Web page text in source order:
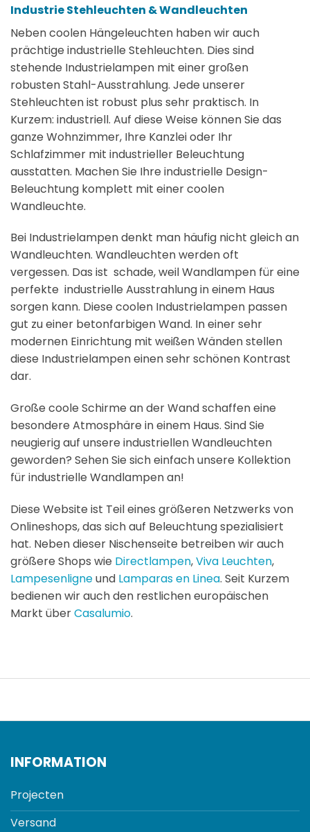
Industrie Stehleuchten & Wandleuchten
Neben coolen Hängeleuchten haben wir auch
prächtige industrielle Stehleuchten. Dies sind
stehende Industrielampen mit einer großen
robusten Stahl-Ausstrahlung. Jede unserer
Stehleuchten ist robust plus sehr praktisch. In
Kurzem: industriell. Auf diese Weise können Sie das
ganze Wohnzimmer, Ihre Kanzlei oder Ihr
Schlafzimmer mit industrieller Beleuchtung
ausstatten. Machen Sie Ihre industrielle Design-
Beleuchtung komplett mit einer coolen
Wandleuchte.
Bei Industrielampen denkt man häufig nicht gleich an
Wandleuchten. Wandleuchten werden oft
vergessen. Das ist schade, weil Wandlampen für eine
perfekte industrielle Ausstrahlung in einem Haus
sorgen kann. Diese coolen Industrielampen passen
gut zu einer betonfarbigen Wand. In einer sehr
modernen Einrichtung mit weißen Wänden stellen
diese Industrielampen einen sehr schönen Kontrast
dar.
Große coole Schirme an der Wand schaffen eine
besondere Atmosphäre in einem Haus. Sind Sie
neugierig auf unsere industriellen Wandleuchten
geworden? Sehen Sie sich einfach unsere Kollektion
für industrielle Wandlampen an!
Diese Website ist Teil eines größeren Netzwerks von
Onlineshops, das sich auf Beleuchtung spezialisiert
hat. Neben dieser Nischenseite betreiben wir auch
größere Shops wie Directlampen,Viva Leuchten,
Lampesenligneund Lamparas en Linea. Seit Kurzem
bedienen wir auch den restlichen europäischen
Markt überCasalumio.
INFORMATION
Projecten
Versand